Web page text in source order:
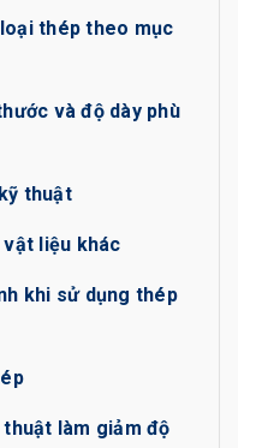
thép theo mục
và độ dày phù
thuật
vật liệu khác
khi sử dụng thép
làm giảm độ